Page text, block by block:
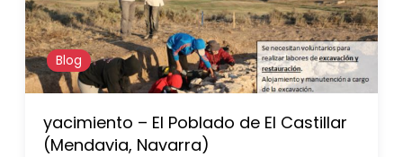
Blog
yacimiento – El Poblado de El Castillar
(Mendavia, Navarra)